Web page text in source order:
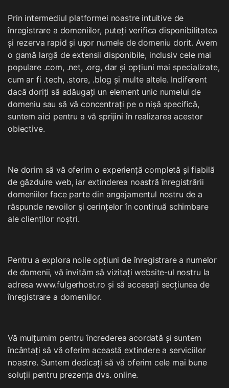
Prin intermediul platformei noastre intuitive de
înregistrare a domeniilor, puteți verifica disponibilitatea
și rezerva rapid și ușor numele de domeniu dorit. Avem
o gamă largă de extensii disponibile, inclusiv cele mai
populare .com, .net, .org, dar și opțiuni mai specializate,
cum ar fi .tech, .store, .blog și multe altele. Indiferent
dacă doriți să adăugați un element unic numelui de
domeniu sau să vă concentrați pe o nișă specifică,
suntem aici pentru a vă sprijini în realizarea acestor
obiective.
Ne dorim să vă oferim o experiență completă și fiabilă
de găzduire web, iar extinderea noastră înregistrării
domeniilor face parte din angajamentul nostru de a
răspunde nevoilor și cerințelor în continuă schimbare
ale clienților noștri.
Pentru a explora noile opțiuni de înregistrare a numelor
de domenii, vă invităm să vizitați website-ul nostru la
adresa www.fulgerhost.ro și să accesați secțiunea de
înregistrare a domeniilor.
Vă mulțumim pentru încrederea acordată și suntem
încântați să vă oferim această extindere a serviciilor
noastre. Suntem dedicați să vă oferim cele mai bune
soluții pentru prezența dvs. online.